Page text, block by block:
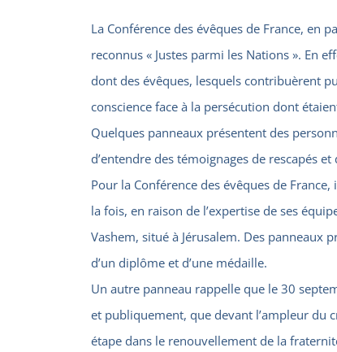
La Conférence des évêques de France, en
reconnus « Justes parmi les Nations ». En
dont des évêques, lesquels contribuèrent
conscience face à la persécution dont
Quelques panneaux présentent des
d’entendre des témoignages de rescapés
Pour la Conférence des évêques de
la fois, en raison de l’expertise de ses
Vashem, situé à Jérusalem. Des panneaux
d’un diplôme et d’une médaille.
Un autre panneau rappelle que le 30
et publiquement, que devant l’ampleur du
étape dans le renouvellement de la